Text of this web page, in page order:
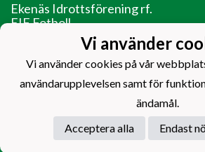
Ekenäs Idrottsförening rf.
EIF Fotboll
Ladugårdsgatan 14
10600 Ekenäs
EIF - Laget före jaget!
Vi använder
Vi använder cookies på vår
användarupplevelsen samt för
ändamål.
Acceptera alla
Endast